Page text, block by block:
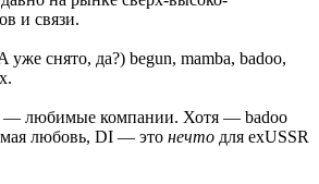
и связи.
уже снято, да?) begun, mamba, badoo,
— любимые компании. Хотя — badoo
любовь, DI — это нечто для exUSSR